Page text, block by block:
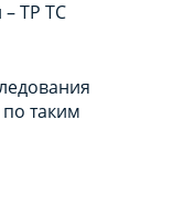
ТР ТС
таким